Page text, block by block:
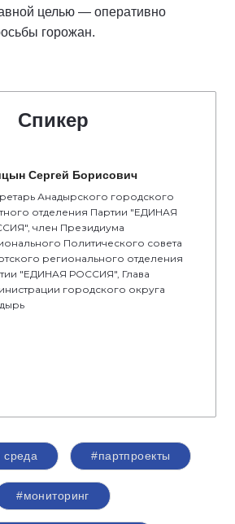
целью — оперативно
горожан.
Спикер
Сергей Борисович
Анадырского городского
отделения Партии "ЕДИНАЯ
член Президиума
Политического совета
регионального отделения
"ЕДИНАЯ РОССИЯ", Глава
городского округа
среда #партпроекты
#мониторинг